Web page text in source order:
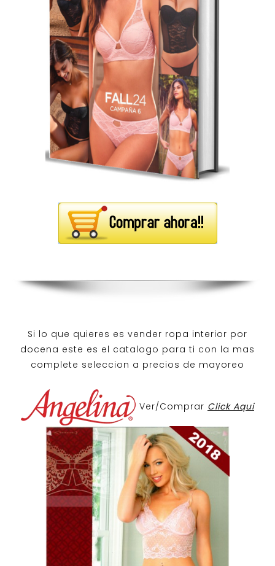
Si lo que quieres es vender ropa interior por
docena este es el catalogo para ti con la mas
complete seleccion a precios de mayoreo
Ver/Comprar Click Aqui